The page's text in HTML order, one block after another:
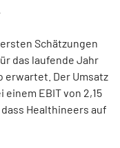
Schätzungen
das laufende Jahr
erwartet. Der Umsatz
einem EBIT von 2,15
Healthineers auf